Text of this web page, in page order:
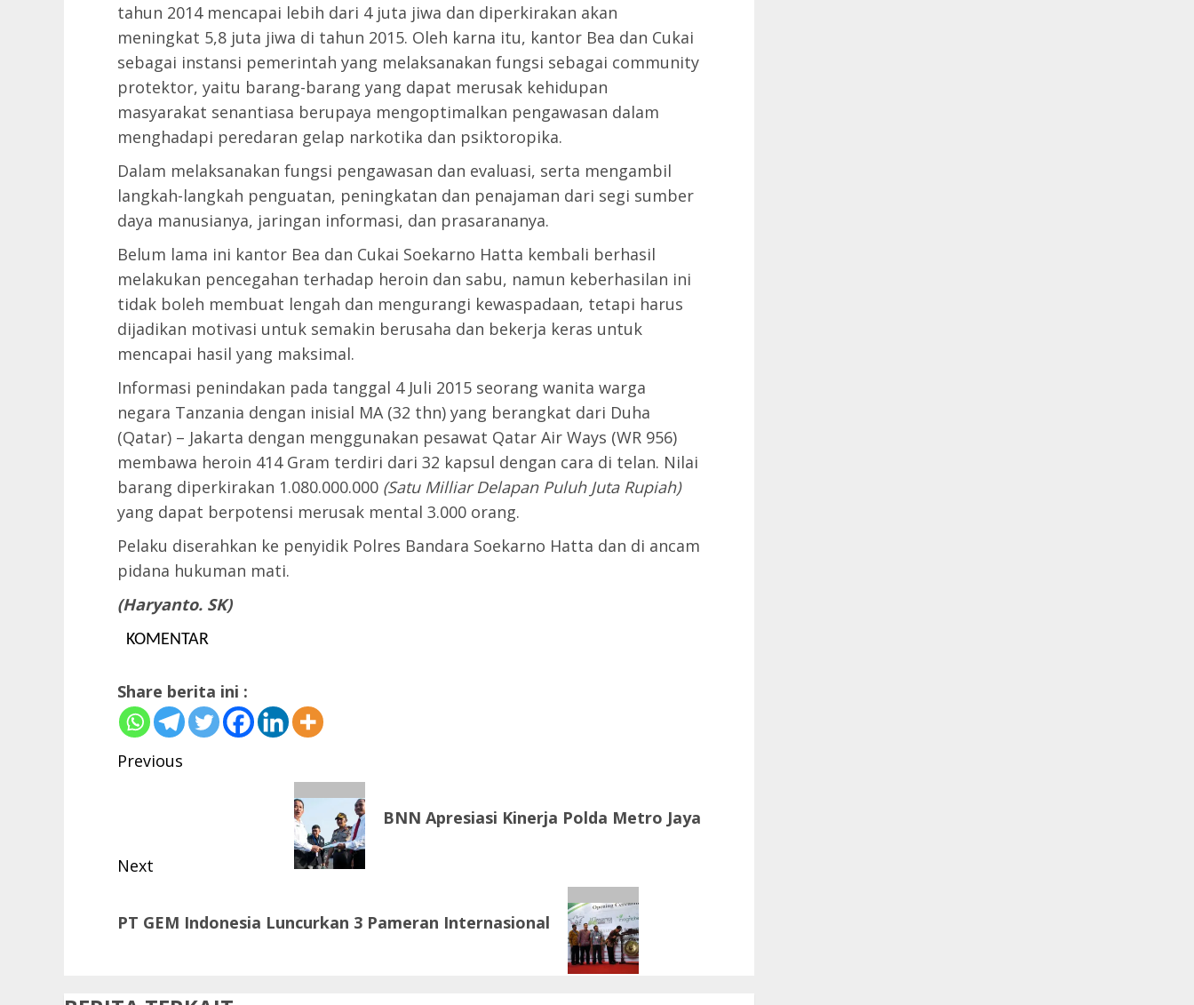
tahun 2014 mencapai lebih dari 4 juta jiwa dan diperkirakan akan
meningkat 5,8 juta jiwa di tahun 2015. Oleh karna itu, kantor Bea dan Cukai
sebagai instansi pemerintah yang melaksanakan fungsi sebagai community
protektor, yaitu barang-barang yang dapat merusak kehidupan
masyarakat senantiasa berupaya mengoptimalkan pengawasan dalam
menghadapi peredaran gelap narkotika dan psiktoropika.
Dalam melaksanakan fungsi pengawasan dan evaluasi, serta mengambil
langkah-langkah penguatan, peningkatan dan penajaman dari segi sumber
daya manusianya, jaringan informasi, dan prasarananya.
Belum lama ini kantor Bea dan Cukai Soekarno Hatta kembali berhasil
melakukan pencegahan terhadap heroin dan sabu, namun keberhasilan ini
tidak boleh membuat lengah dan mengurangi kewaspadaan, tetapi harus
dijadikan motivasi untuk semakin berusaha dan bekerja keras untuk
mencapai hasil yang maksimal.
Informasi penindakan pada tanggal 4 Juli 2015 seorang wanita warga
negara Tanzania dengan inisial MA (32 thn) yang berangkat dari Duha
(Qatar) – Jakarta dengan menggunakan pesawat Qatar Air Ways (WR 956)
membawa heroin 414 Gram terdiri dari 32 kapsul dengan cara di telan. Nilai
barang diperkirakan 1.080.000.000 (Satu Milliar Delapan Puluh Juta Rupiah)
yang dapat berpotensi merusak mental 3.000 orang.
Pelaku diserahkan ke penyidik Polres Bandara Soekarno Hatta dan di ancam
pidana hukuman mati.
(Haryanto. SK)
KOMENTAR
Share berita ini :
Post
Previous
BNN Apresiasi Kinerja Polda Metro Jaya
Next
post:
PT GEM Indonesia Luncurkan 3 Pameran Internasional